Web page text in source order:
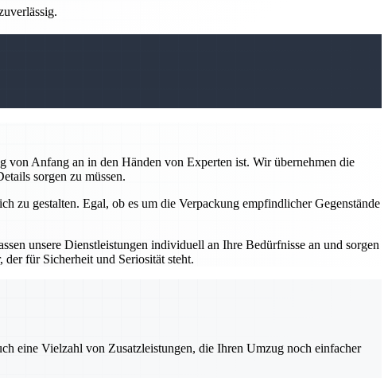
Anfang an in den Händen von Experten ist. Wir übernehmen die
sorgen zu müssen.
zu gestalten. Egal, ob es um die Verpackung empfindlicher Gegenstände
unsere Dienstleistungen individuell an Ihre Bedürfnisse an und sorgen
für Sicherheit und Seriosität steht.
eine Vielzahl von Zusatzleistungen, die Ihren Umzug noch einfacher